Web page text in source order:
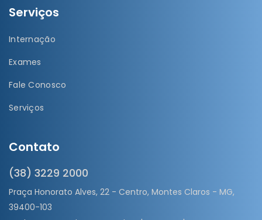
Serviços
Internação
Exames
Fale Conosco
Serviços
Contato
(38) 3229 2000
Praça Honorato Alves, 22 - Centro, Montes Claros - MG,
39400-103